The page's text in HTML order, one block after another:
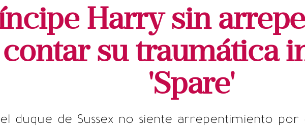
Harry sin
su traumática
'Spare'
duque de Sussex no siente arrepentimiento